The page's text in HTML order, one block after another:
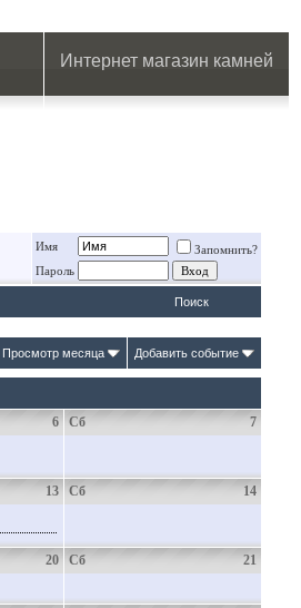
Интернет магазин камней
Имя
Запомнить?
Пароль
Поиск
Просмотр месяца Добавить событие
6 7
Сб
13 14
Сб
20 21
Сб